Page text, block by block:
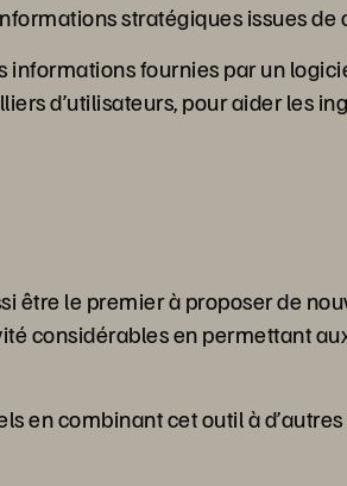
stratégiques issues
fournies par un
d’utilisateurs, pour aider les
être le premier à proposer de
considérables en permettant
combinant cet outil à d’autres